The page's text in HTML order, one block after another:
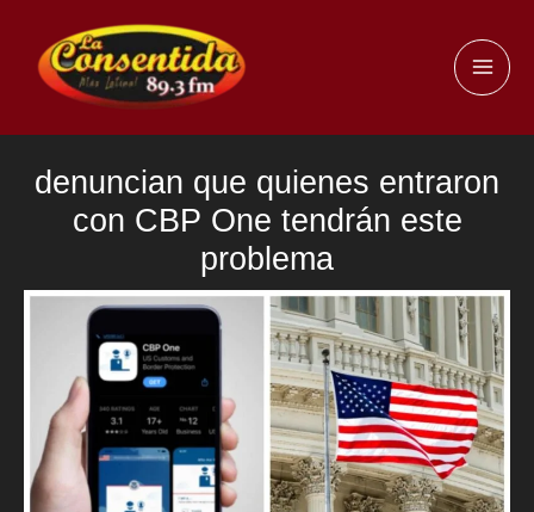
contenido
denuncian que quienes entraron
con CBP One tendrán este
problema